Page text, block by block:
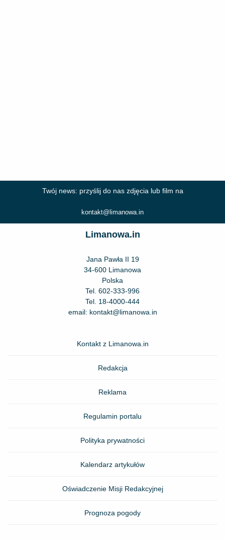
Twój news: przyślij do nas zdjęcia lub film na
kontakt@limanowa.in
Limanowa.in
Jana Pawła II 19
34-600 Limanowa
Polska
Tel. 602-333-996
Tel. 18-4000-444
email: kontakt@limanowa.in
Kontakt z Limanowa.in
Redakcja
Reklama
Regulamin portalu
Polityka prywatności
Kalendarz artykułów
Oświadczenie Misji Redakcyjnej
Prognoza pogody